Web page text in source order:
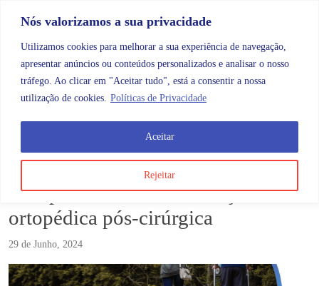
Nós valorizamos a sua privacidade
Utilizamos cookies para melhorar a sua experiência de navegação,
apresentar anúncios ou conteúdos personalizados e analisar o nosso
tráfego. Ao clicar em "Aceitar tudo", está a consentir a nossa
utilização de cookies. Políticas de Privacidade
Rejeitar
Aceitar
Categorias
A importância da reabilitação ortopédica pós-
A importância da reabilitação
ortopédica pós-cirúrgica
29 de Junho, 2024